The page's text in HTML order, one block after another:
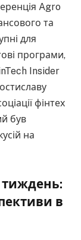
Agro
та
для
програми,
Insider
фінтех
був
на
в